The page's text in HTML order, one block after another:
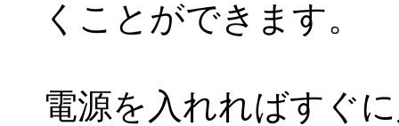
くことができます。
電源を入れればすぐ